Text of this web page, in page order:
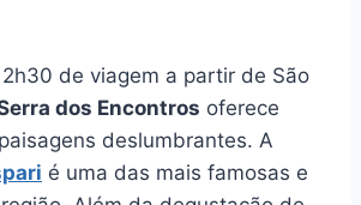
de viagem a partir de São
dos Encontros oferece
deslumbrantes. A
é uma das mais famosas e